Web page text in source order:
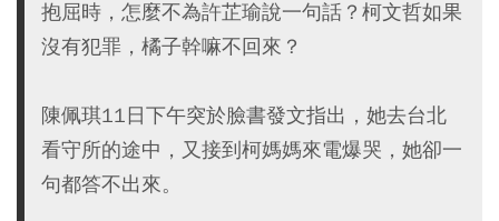
抱屈時，怎麼不為許芷瑜說一句話？柯文哲如果
沒有犯罪，橘子幹嘛不回來？
陳佩琪11日下午突於臉書發文指出，她去台北
看守所的途中，又接到柯媽媽來電爆哭，她卻一
句都答不出來。